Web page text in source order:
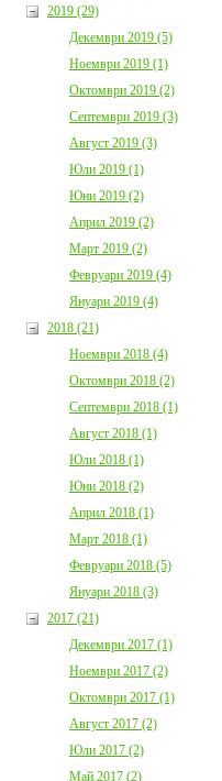
2019 (29)
Декември 2019 (5)
Ноември 2019 (1)
Октомври 2019 (2)
Септември 2019 (3)
Август 2019 (3)
Юли 2019 (1)
Юни 2019 (2)
Април 2019 (2)
Март 2019 (2)
Февруари 2019 (4)
Януари 2019 (4)
2018 (21)
Ноември 2018 (4)
Октомври 2018 (2)
Септември 2018 (1)
Август 2018 (1)
Юли 2018 (1)
Юни 2018 (2)
Април 2018 (1)
Март 2018 (1)
Февруари 2018 (5)
Януари 2018 (3)
2017 (21)
Декември 2017 (1)
Ноември 2017 (2)
Октомври 2017 (1)
Август 2017 (2)
Юли 2017 (2)
Май 2017 (2)